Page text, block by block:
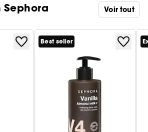
Sephora
Voir tout
Best seller